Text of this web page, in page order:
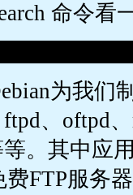
命令看
为我们
、oftpd
。其中应
FTP服务